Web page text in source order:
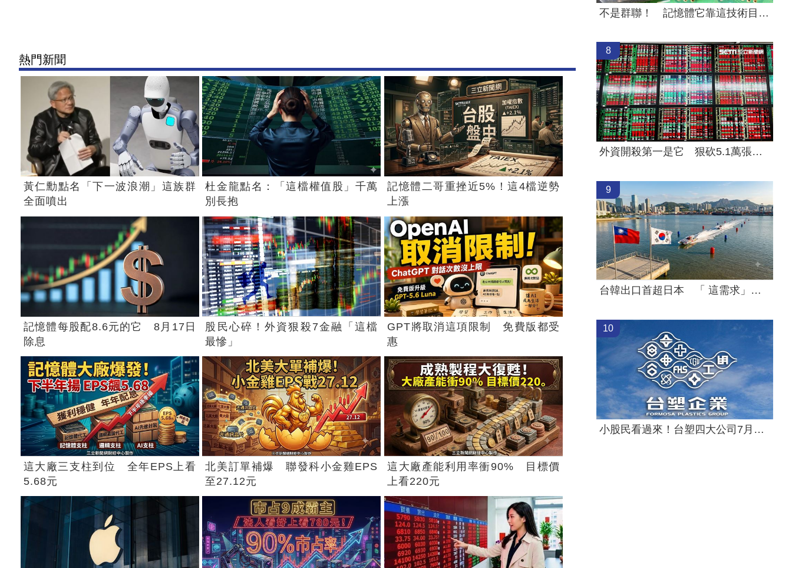
熱門新聞
黃仁勳點名「下一波浪潮」這族群
全面噴出
杜金龍點名：「這檔權值股」千萬
別長抱
記憶體二哥重挫近5%！這4檔逆勢
上漲
記憶體每股配8.6元的它 8月17日
除息
股民心碎！外資狠殺7金融「這檔
最慘」
GPT將取消這項限制 免費版都受
惠
這大廠三支柱到位 全年EPS上看
5.68元
北美訂單補爆 聯發科小金雞EPS
至27.12元
這大廠產能利用率衝90% 目標價
上看220元
不是群聯！ 記憶體它靠這技術目標價破千
8
外資開殺第一是它 狠砍5.1萬張股價重挫
9
台韓出口首超日本 「 這需求」成關鍵
10
小股民看過來！台塑四大公司7月增收紅